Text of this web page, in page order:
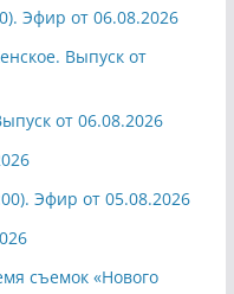
Эфир от 06.08.2026
Выпуск от
от 06.08.2026
Эфир от 05.08.2026
съемок «Нового